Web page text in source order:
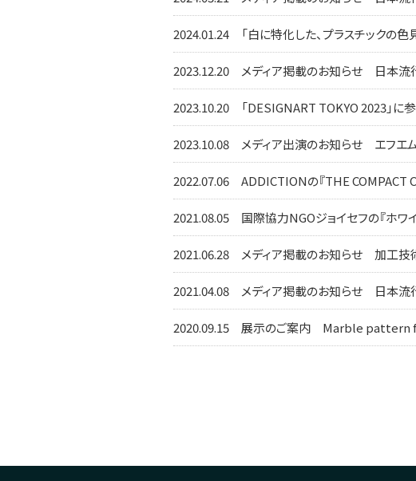
2024.01.24 「白に特化した、プラスチックの色
2023.12.20 メディア掲載のお知らせ 日本流
2023.10.20 「DESIGNART TOKYO 2023」に
2023.10.08 メディア出演のお知らせ エフエ
2022.07.06 ADDICTIONの『THE COMPACT
2021.08.05 国際協力NGOジョイセフの『ホワ
2021.06.28 メディア掲載のお知らせ 加工技
2021.04.08 メディア掲載のお知らせ 日本流
2020.09.15 展示のご案内 Marble pattern